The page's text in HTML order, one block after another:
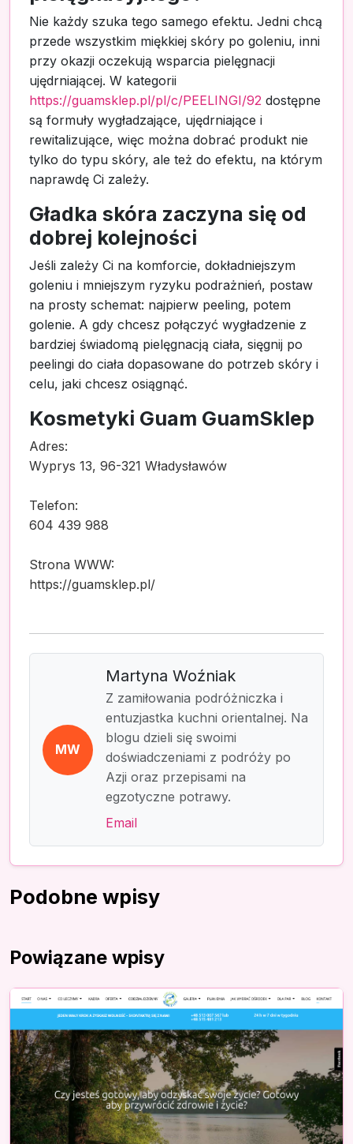
Nie każdy szuka tego samego efektu. Jedni chcą
przede wszystkim miękkiej skóry po goleniu, inni
przy okazji oczekują wsparcia pielęgnacji
ujędrniającej. W kategorii
https://guamsklep.pl/pl/c/PEELINGI/92 dostępne
są formuły wygładzające, ujędrniające i
rewitalizujące, więc można dobrać produkt nie
tylko do typu skóry, ale też do efektu, na którym
naprawdę Ci zależy.
Gładka skóra zaczyna się od
dobrej kolejności
Jeśli zależy Ci na komforcie, dokładniejszym
goleniu i mniejszym ryzyku podrażnień, postaw
na prosty schemat: najpierw peeling, potem
golenie. A gdy chcesz połączyć wygładzenie z
bardziej świadomą pielęgnacją ciała, sięgnij po
peelingi do ciała dopasowane do potrzeb skóry i
celu, jaki chcesz osiągnąć.
Kosmetyki Guam GuamSklep
Adres:
Wyprys 13, 96-321 Władysławów
Telefon:
604 439 988
Strona WWW:
https://guamsklep.pl/
MW
Martyna Woźniak
Z zamiłowania podróżniczka i
entuzjastka kuchni orientalnej. Na
blogu dzieli się swoimi
doświadczeniami z podróży po
Azji oraz przepisami na
egzotyczne potrawy.
Email
Podobne wpisy
Powiązane wpisy